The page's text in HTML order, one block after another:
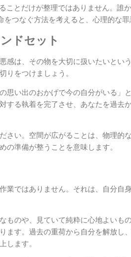
ことだけが整理ではありません。誰
つなぐ方法を考えると、心理的な罪
ドセット
感は、その物を大切に扱いたいとい
りをつけましょう。
思い出のおかげで今の自分がいる」
する執着を完了させ、あなたを過去
さい。空間が広がることは、物理的
の準備が整うことを意味します。
業ではありません。それは、自分自
ものや、見ていて純粋に心地よいも
ます。過去の重荷から自分を解放し
します。